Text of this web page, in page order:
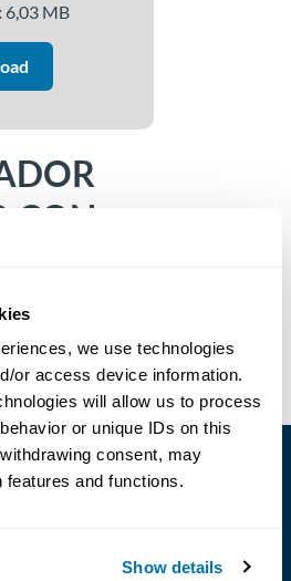
we use technologies
or access device information.
will allow us to process
or unique IDs on this
consent, may
and functions.
Show details
6,03 MB
CON
Electric